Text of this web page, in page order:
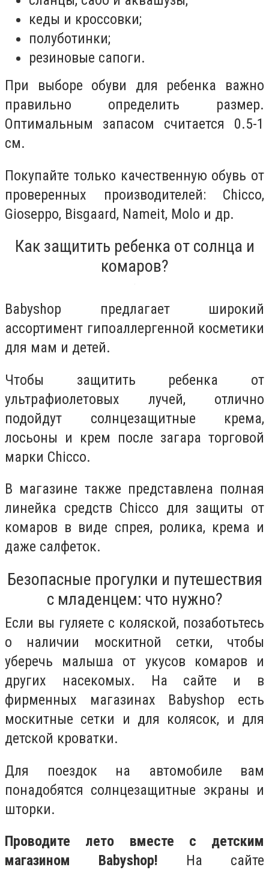
кеды и кроссовки;
полуботинки;
резиновые сапоги.
При выборе обуви для ребенка важно
правильно определить размер.
Оптимальным запасом считается 0.5-1
см.
Покупайте только качественную обувь от
проверенных производителей: Chicco,
Gioseppo, Bisgaard, Nameit, Molo и др.
Как защитить ребенка от солнца и
комаров?
Babyshop предлагает широкий
ассортимент гипоаллергенной косметики
для мам и детей.
Чтобы защитить ребенка от
ультрафиолетовых лучей, отлично
подойдут солнцезащитные крема,
лосьоны и крем после загара торговой
марки Chicco.
В магазине также представлена полная
линейка средств Chicco для защиты от
комаров в виде спрея, ролика, крема и
даже салфеток.
Безопасные прогулки и путешествия
с младенцем: что нужно?
Если вы гуляете с коляской, позаботьтесь
о наличии москитной сетки, чтобы
уберечь малыша от укусов комаров и
других насекомых. На сайте и в
фирменных магазинах Babyshop есть
москитные сетки и для колясок, и для
детской кроватки.
Для поездок на автомобиле вам
понадобятся солнцезащитные экраны и
шторки.
Проводите лето вместе с детским
магазином Babyshop! На сайте